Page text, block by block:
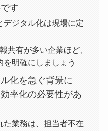
す
デジタル化は現場に定
共有が多い企業ほど、
を明確にしましょう
化を急ぐ背景に
率化の必要性があ
た業務は、担当者不在